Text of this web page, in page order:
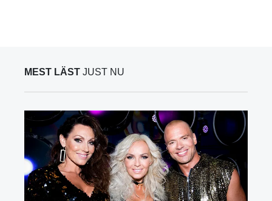
MEST LÄST JUST NU